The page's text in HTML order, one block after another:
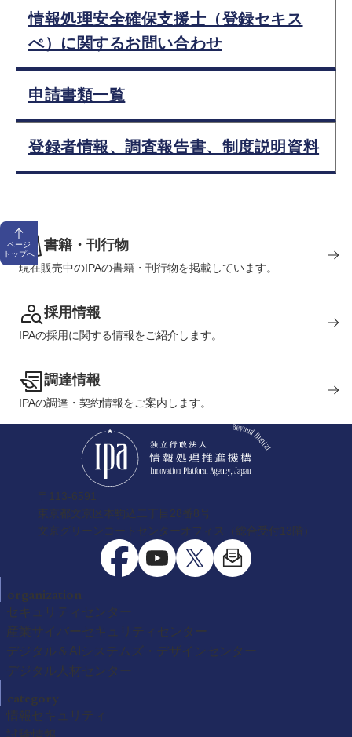
情報処理安全確保支援士（登録セキス
ぺ）に関するお問い合わせ
申請書類一覧
登録者情報、調査報告書、制度説明資料
ページ
トップへ
書籍・刊行物
現在販売中のIPAの書籍・刊行物を掲載しています。
採用情報
IPAの採用に関する情報をご紹介します。
調達情報
IPAの調達・契約情報をご案内します。
〒113-6591
東京都文京区本駒込二丁目28番8号
文京グリーンコートセンターオフィス（総合受付13階）
organization
セキュリティセンター
産業サイバーセキュリティセンター
デジタル＆AIシステムズ・デザインセンター
デジタル人材センター
category
情報セキュリティ